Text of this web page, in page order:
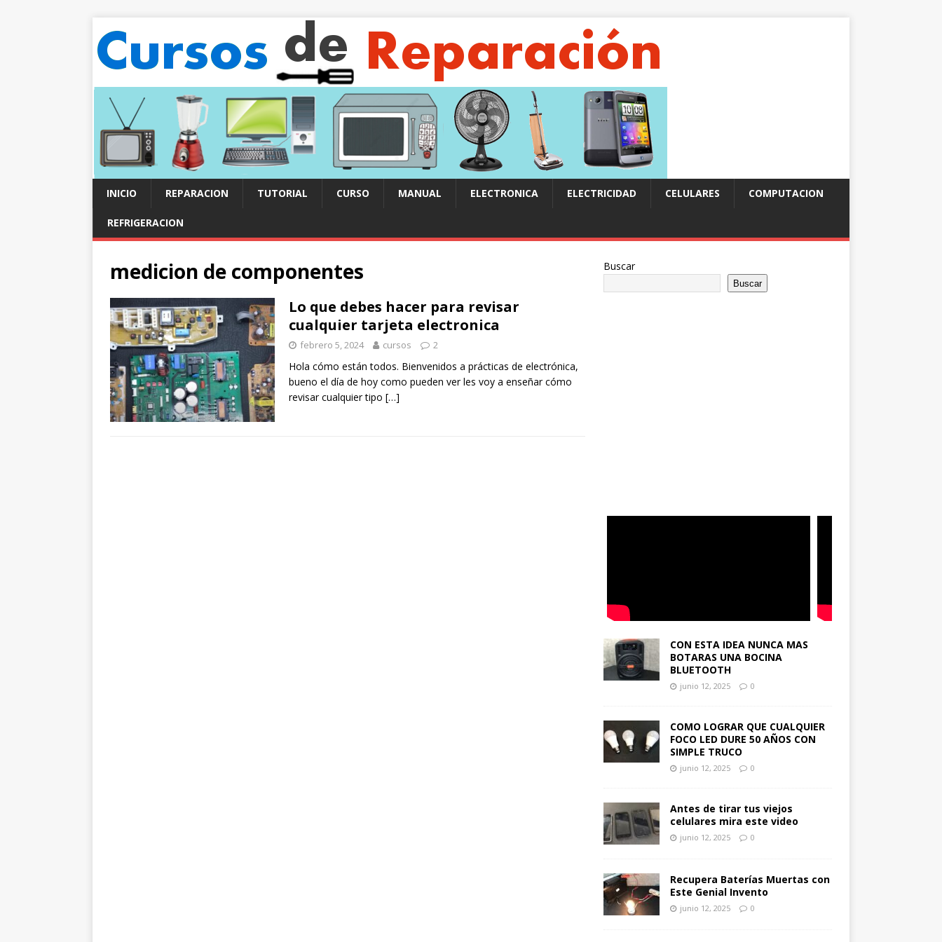
INICIO REPARACION TUTORIAL CURSO MANUAL ELECTRONICA ELECTRICIDAD CELULARES COMPUTACION
REFRIGERACION
medicion de componentes
Lo que debes hacer para revisar
cualquier tarjeta electronica
febrero 5, 2024 cursos 2
Hola cómo están todos. Bienvenidos a prácticas de electrónica,
bueno el día de hoy como pueden ver les voy a enseñar cómo
revisar cualquier tipo […]
Buscar
Buscar
CON ESTA IDEA NUNCA MAS
BOTARAS UNA BOCINA
BLUETOOTH
junio 12, 2025 0
COMO LOGRAR QUE CUALQUIER
FOCO LED DURE 50 AÑOS CON
SIMPLE TRUCO
junio 12, 2025 0
Antes de tirar tus viejos
celulares mira este video
junio 12, 2025 0
Recupera Baterías Muertas con
Este Genial Invento
junio 12, 2025 0